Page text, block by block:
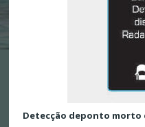
Detecção deponto morto